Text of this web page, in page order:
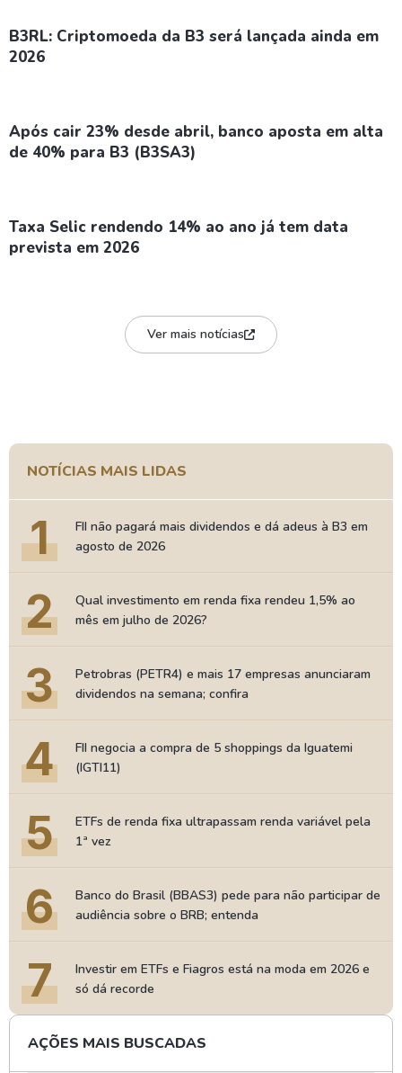
B3RL: Criptomoeda da B3 será lançada ainda em
2026
Após cair 23% desde abril, banco aposta em alta
de 40% para B3 (B3SA3)
Taxa Selic rendendo 14% ao ano já tem data
prevista em 2026
Ver mais notícias
NOTÍCIAS MAIS LIDAS
1
FII não pagará mais dividendos e dá adeus à B3 em
agosto de 2026
2
Qual investimento em renda fixa rendeu 1,5% ao
mês em julho de 2026?
3
Petrobras (PETR4) e mais 17 empresas anunciaram
dividendos na semana; confira
4
FII negocia a compra de 5 shoppings da Iguatemi
(IGTI11)
5
ETFs de renda fixa ultrapassam renda variável pela
1ª vez
6
Banco do Brasil (BBAS3) pede para não participar de
audiência sobre o BRB; entenda
7
Investir em ETFs e Fiagros está na moda em 2026 e
só dá recorde
AÇÕES MAIS BUSCADAS